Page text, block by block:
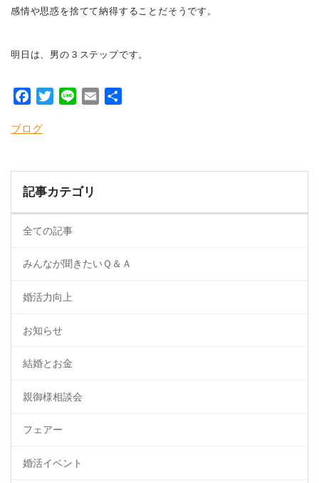
感情や思惑を捨てて納得することだそうです。
明日は、男の３ステップです。
Facebook
TwitterLine Email
ブログ
記事カテゴリ
全ての記事
みんなが聞きたいＱ＆Ａ
婚活力向上
お知らせ
結婚とお金
親御様相談会
フェアー
婚活イベント